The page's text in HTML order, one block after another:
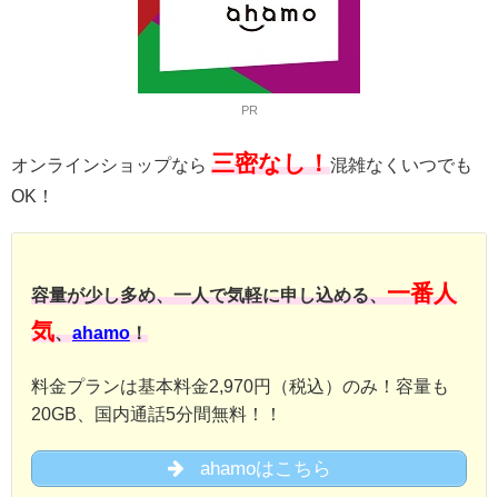
PR
オンラインショップなら 三密なし！混雑なくいつでも
OK！
容量が少し多め、一人で気軽に申し込める、一番人
気、ahamo！
料金プランは基本料金2,970円（税込）のみ！容量も
20GB、国内通話5分間無料！！
ahamoはこちら